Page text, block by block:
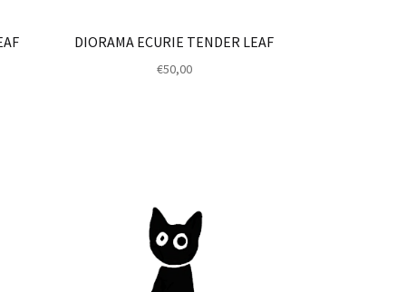
DIORAMA ECURIE TENDER LEAF
€50,00